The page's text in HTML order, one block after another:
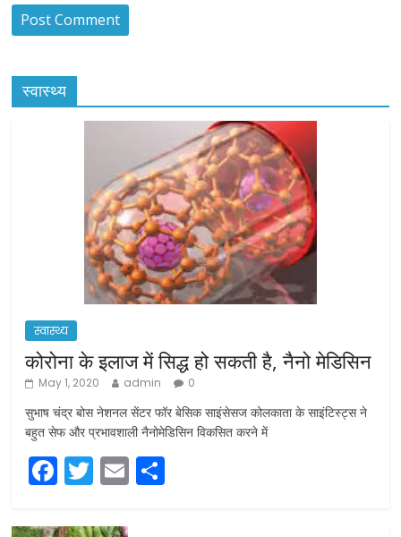
स्वास्थ्य
स्वास्थ्य
कोरोना के इलाज में सिद्ध हो सकती है, नैनो मेडिसिन
May 1, 2020 admin 0
सुभाष चंद्र बोस नेशनल सेंटर फॉर बेसिक साइंसेसज कोलकाता के साइंटिस्ट्स ने
बहुत सेफ और प्रभावशाली नैनोमेडिसिन विकसित करने में
F
a
c
T
w
itt
E
m
ar